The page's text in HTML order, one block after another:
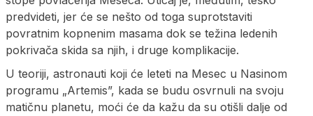
predvideti, jer će se nešto od toga suprotstaviti
povratnim kopnenim masama dok se težina ledenih
pokrivača skida sa njih, i druge komplikacije.
U teoriji, astronauti koji će leteti na Mesec u Nasinom
programu „Artemis”, kada se budu osvrnuli na svoju
matičnu planetu, moći će da kažu da su otišli dalje od